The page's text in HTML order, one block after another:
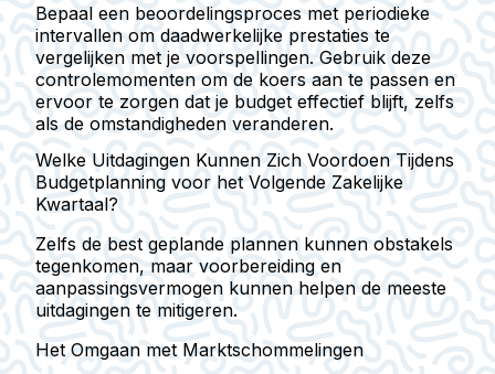
Bepaal een beoordelingsproces met periodieke
intervallen om daadwerkelijke prestaties te
vergelijken met je voorspellingen. Gebruik deze
controlemomenten om de koers aan te passen en
ervoor te zorgen dat je budget effectief blijft, zelfs
als de omstandigheden veranderen.
Welke Uitdagingen Kunnen Zich Voordoen Tijdens
Budgetplanning voor het Volgende Zakelijke
Kwartaal?
Zelfs de best geplande plannen kunnen obstakels
tegenkomen, maar voorbereiding en
aanpassingsvermogen kunnen helpen de meeste
uitdagingen te mitigeren.
Het Omgaan met Marktschommelingen